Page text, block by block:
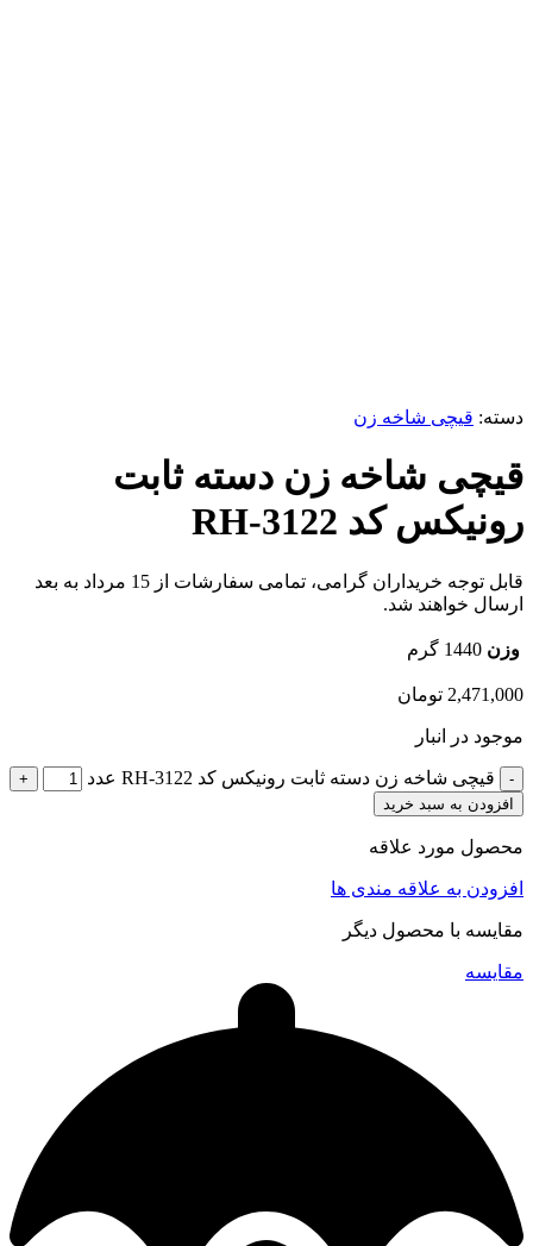
دسته: قیچی شاخه زن
قیچی شاخه زن دسته ثابت
رونیکس کد RH-3122
قابل توجه خریداران گرامی، تمامی سفارشات از 15 مرداد به بعد
ارسال خواهند شد.
وزن 1440 گرم
2,471,000 تومان
موجود در انبار
قیچی شاخه زن دسته ثابت رونیکس کد RH-3122 عدد
افزودن به سبد خرید
محصول مورد علاقه
افزودن به علاقه مندی ها
مقایسه با محصول دیگر
مقایسه